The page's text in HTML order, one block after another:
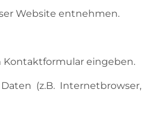
Website entnehmen.
Kontaktformular eingeben.
(z.B. Internetbrowser,